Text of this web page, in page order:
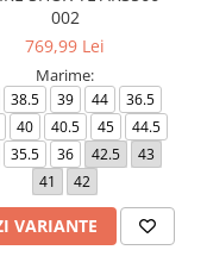
002
769,99 Lei
Marime:
38.5 39 44
36.5
40 40.5 45
44.5
35.5 36 42.5
43
41
42
VARIANTE